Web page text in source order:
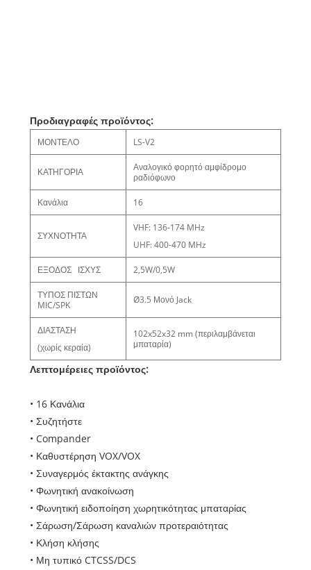
Προδιαγραφές προϊόντος:
ΜΟΝΤΕΛΟ LS-V2
ΚΑΤΗΓΟΡΙΑ
Αναλογικό φορητό αμφίδρομο
ραδιόφωνο
Κανάλια 16
ΣΥΧΝΟΤΗΤΑ
VHF: 136-174 MHz
UHF: 400-470 MHz
ΕΞΟΔΟΣ ΙΣΧΥΣ 2,5W/0,5W
ΤΥΠΟΣ ΠΙΣΤΩΝ
MIC/SPK
Ø3.5 Μονό Jack
ΔΙΑΣΤΑΣΗ
(χωρίς κεραία)
102x52x32 mm (περιλαμβάνεται
μπαταρία)
Λεπτομέρειες προϊόντος:
• 16 Κανάλια
• Συζητήστε
• Compander
• Καθυστέρηση VOX/VOX
• Συναγερμός έκτακτης ανάγκης
• Φωνητική ανακοίνωση
• Φωνητική ειδοποίηση χωρητικότητας μπαταρίας
• Σάρωση/Σάρωση καναλιών προτεραιότητας
• Κλήση κλήσης
• Μη τυπικό CTCSS/DCS